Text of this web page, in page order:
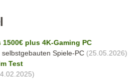
plus 4K-Gaming PC
Spiele-PC(25.05.2026)
Test